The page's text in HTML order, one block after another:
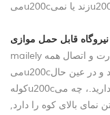
نیروگاه قابل حمل موازی
mailely قدرت و اتصال همهu200cجانبه را ارائه میu200cکند,، بنابراین
میu200cتوانید همه چیز مورد نیاز خود را داشته باشید و در عین حال
کولهu200cپیمایی خود را سبک نگه دارید.، چه میu200cخواهید مطمئن
بالای کوه را دارد,